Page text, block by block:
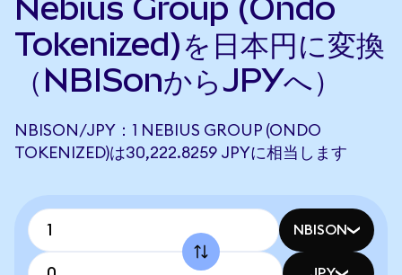
Nebius Group (Ondo
Tokenized)を日本円に変換
（NBISonからJPYへ）
NBISON/JPY：1 NEBIUS GROUP (ONDO
TOKENIZED)は30,222.8259 JPYに相当します
NBISON